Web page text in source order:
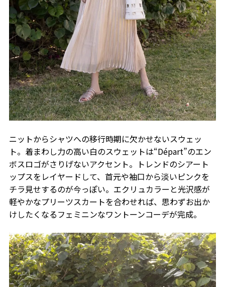
ニットからシャツへの移行時期に欠かせないスウェッ
ト。着まわし力の高い白のスウェットは“Départ”のエン
ボスロゴがさりげないアクセント。トレンドのシアート
ップスをレイヤードして、首元や袖口から淡いピンクを
チラ見せするのが今っぽい。エクリュカラーと光沢感が
軽やかなプリーツスカートを合わせれば、思わずお出か
けしたくなるフェミニンなワントーンコーデが完成。